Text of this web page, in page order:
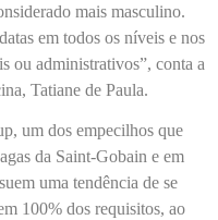
mais masculino.
em todos os níveis e nos
ou administrativos”, conta a
Tatiane de Paula.
um dos empecilhos que
da Saint-Gobain e em
uma tendência de se
100% dos requisitos, ao